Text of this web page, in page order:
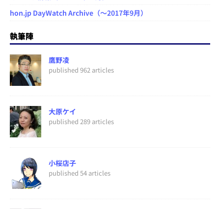
hon.jp DayWatch Archive（～2017年9月）
執筆陣
鷹野凌
published 962 articles
大原ケイ
published 289 articles
小桜店子
published 54 articles